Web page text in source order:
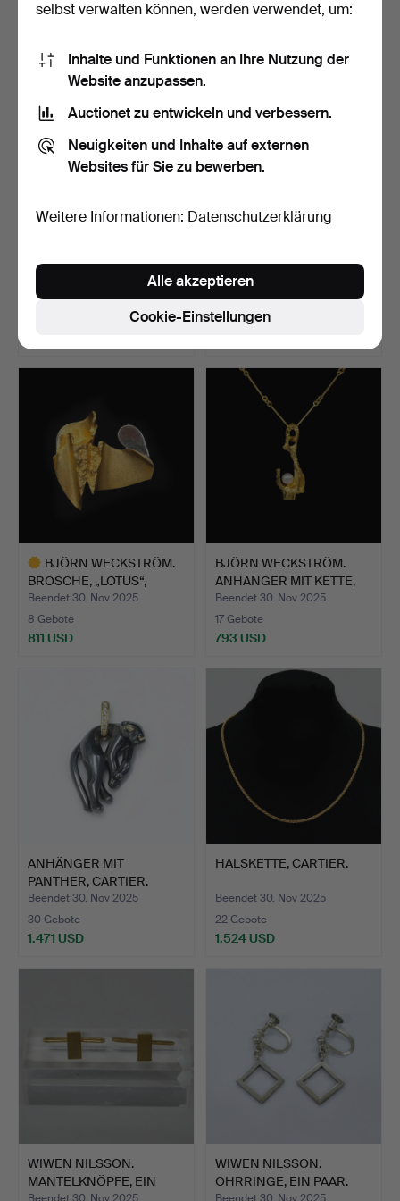
50 Gebote
6 Gebote
STAFFAN SANDBERG.
RING, „SEEANEMONE“.
Beendet 30. Nov 2025
STAFFAN SANDBERG.
RING, „SEEANEMONE“.
Beendet 30. Nov 2025
10 Gebote
BJÖRN WECKSTRÖM.
BROSCHE, „LOTUS“,
LAPPONI…
Beendet 30. Nov 2025
8 Gebote
811 USD
BJÖRN WECKSTRÖM.
ANHÄNGER MIT KETTE,
„AN D…
Beendet 30. Nov 2025
17 Gebote
793 USD
ANHÄNGER MIT
PANTHER, CARTIER.
Beendet 30. Nov 2025
30 Gebote
1.471 USD
HALSKETTE, CARTIER.
Beendet 30. Nov 2025
22 Gebote
1.524 USD
WIWEN NILSSON.
MANTELKNÖPFE, EIN
Beendet 30. Nov 2025
WIWEN NILSSON.
OHRRINGE, EIN PAAR.
Beendet 30. Nov 2025
selbst verwalten können, werden verwendet, um:
Inhalte und Funktionen an Ihre Nutzung der
Website anzupassen.
Auctionet zu entwickeln und verbessern.
Neuigkeiten und Inhalte auf externen
Websites für Sie zu bewerben.
Weitere Informationen: Datenschutzerklärung
Cookie-Einstellungen
Alle akzeptieren